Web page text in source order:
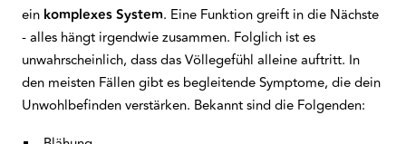
ein komplexes System. Eine Funktion greift in die Nächste
- alles hängt irgendwie zusammen. Folglich ist es
unwahrscheinlich, dass das Völlegefühl alleine auftritt. In
den meisten Fällen gibt es begleitende Symptome, die dein
Unwohlbefinden verstärken. Bekannt sind die Folgenden: